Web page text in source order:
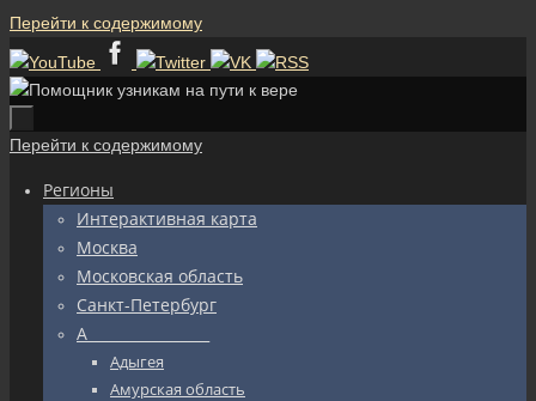
Перейти к содержимому
Перейти к содержимому
Регионы
Интерактивная карта
Москва
Московская область
Санкт-Петербург
А_________________
Адыгея
Амурская область